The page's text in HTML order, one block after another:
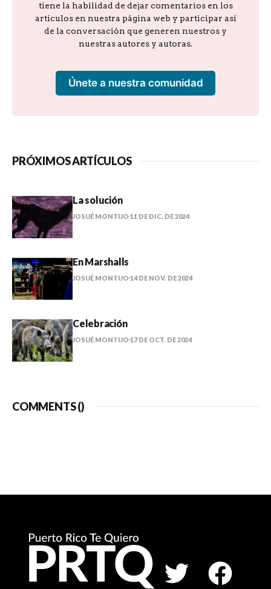
tiene la habilidad de dejar comentarios en los
artículos en nuestra página web y participar así
de la conversación que generen nuestros y
nuestras autores y autoras.
Únete a nuestra comunidad
PRÓXIMOS ARTÍCULOS
La solución
JOSUÉ MONTIJO 11 DE DIC. DE 2024
En Marshalls
JOSUÉ MONTIJO 14 DE NOV. DE 2024
Celebración
JOSUÉ MONTIJO 17 DE OCT. DE 2024
COMMENTS ()